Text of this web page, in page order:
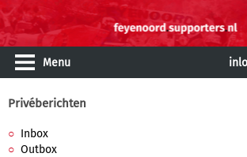
Menu
Privéberichten
Inbox
Outbox